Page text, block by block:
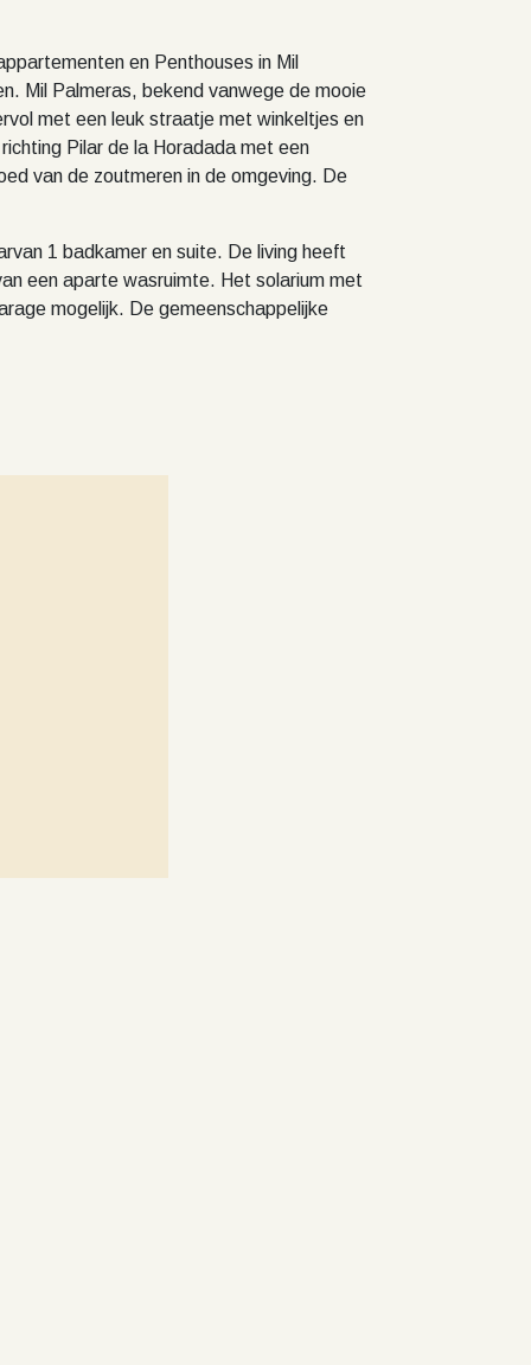
en Penthouses in Mil
Mil Palmeras, bekend vanwege de mooie
met een leuk straatje met winkeltjes en
Pilar de la Horadada met een
van de zoutmeren in de omgeving. De
1 badkamer en suite. De living heeft
een aparte wasruimte. Het solarium met
mogelijk. De gemeenschappelijke